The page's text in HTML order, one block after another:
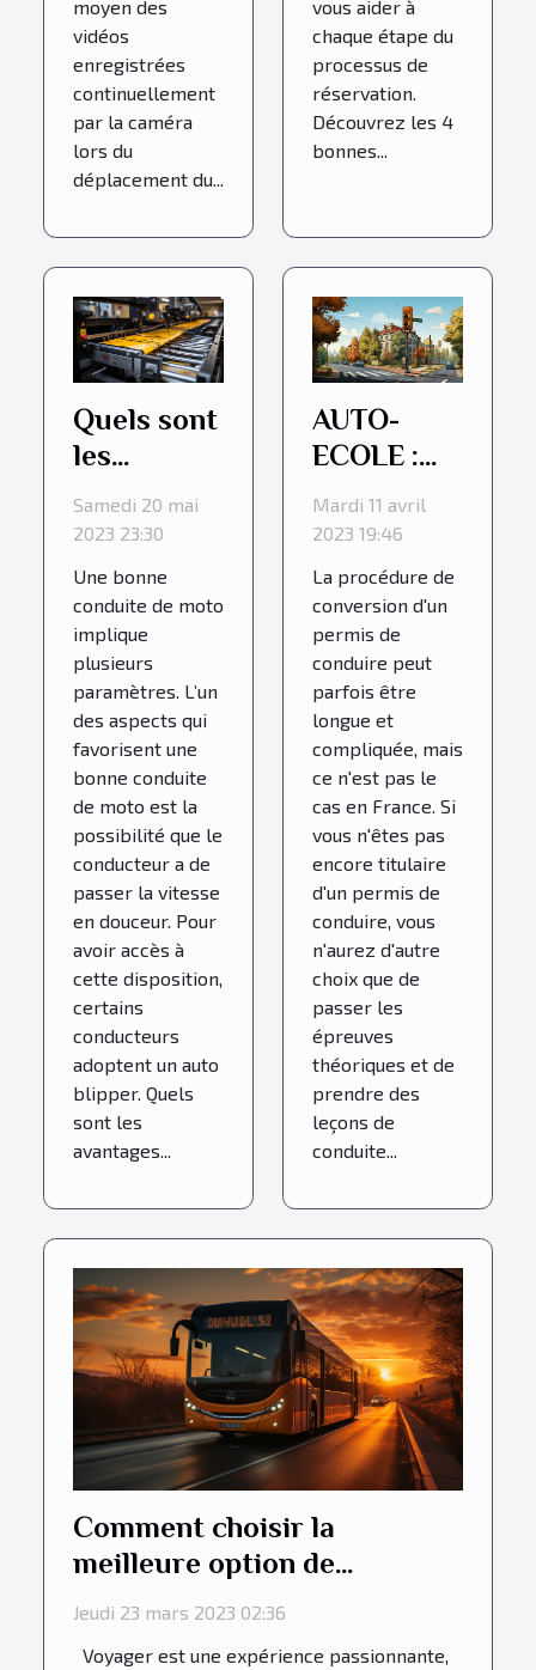
moyen des
vidéos
enregistrées
continuellement
par la caméra
lors du
déplacement du...
vous aider à
chaque étape du
processus de
réservation.
Découvrez les 4
bonnes...
Quels sont
les
avantages
d’un Auto
Blipper ?
Samedi 20 mai
2023 23:30
Une bonne
conduite de moto
implique
plusieurs
paramètres. L’un
des aspects qui
favorisent une
bonne conduite
de moto est la
possibilité que le
conducteur a de
passer la vitesse
en douceur. Pour
avoir accès à
cette disposition,
certains
conducteurs
adoptent un auto
blipper. Quels
sont les
avantages...
AUTO-
ECOLE :
Conduire
en France
Mardi 11 avril
2023 19:46
La procédure de
conversion d'un
permis de
conduire peut
parfois être
longue et
compliquée, mais
ce n'est pas le
cas en France. Si
vous n'êtes pas
encore titulaire
d'un permis de
conduire, vous
n'aurez d'autre
choix que de
passer les
épreuves
théoriques et de
prendre des
leçons de
conduite...
Comment choisir la
meilleure option de
transport pour votre
Jeudi 23 mars 2023 02:36
Voyager est une expérience passionnante,